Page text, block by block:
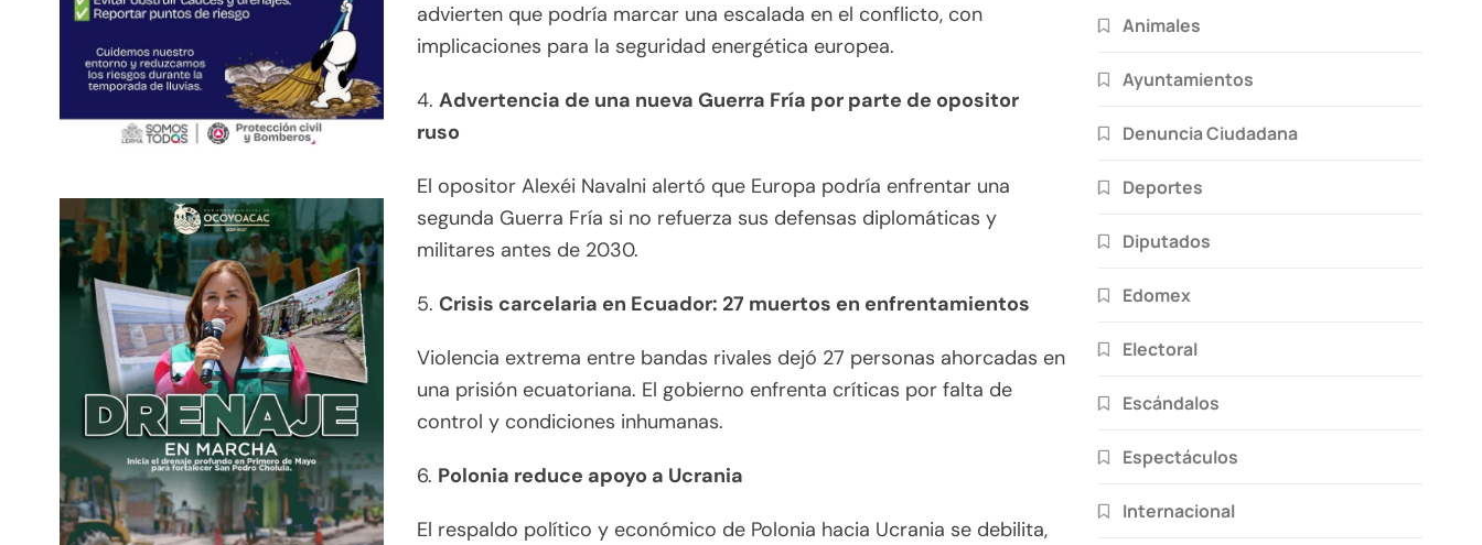
advierten que podría marcar una escalada en el conflicto, con
implicaciones para la seguridad energética europea.
4. Advertencia de una nueva Guerra Fría por parte de opositor
ruso
El opositor Alexéi Navalni alertó que Europa podría enfrentar una
segunda Guerra Fría si no refuerza sus defensas diplomáticas y
militares antes de 2030.
5. Crisis carcelaria en Ecuador: 27 muertos en enfrentamientos
Violencia extrema entre bandas rivales dejó 27 personas ahorcadas en
una prisión ecuatoriana. El gobierno enfrenta críticas por falta de
control y condiciones inhumanas.
6. Polonia reduce apoyo a Ucrania
El respaldo político y económico de Polonia hacia Ucrania se debilita,
Animales
Ayuntamientos
Denuncia Ciudadana
Deportes
Diputados
Edomex
Electoral
Escándalos
Espectáculos
Internacional